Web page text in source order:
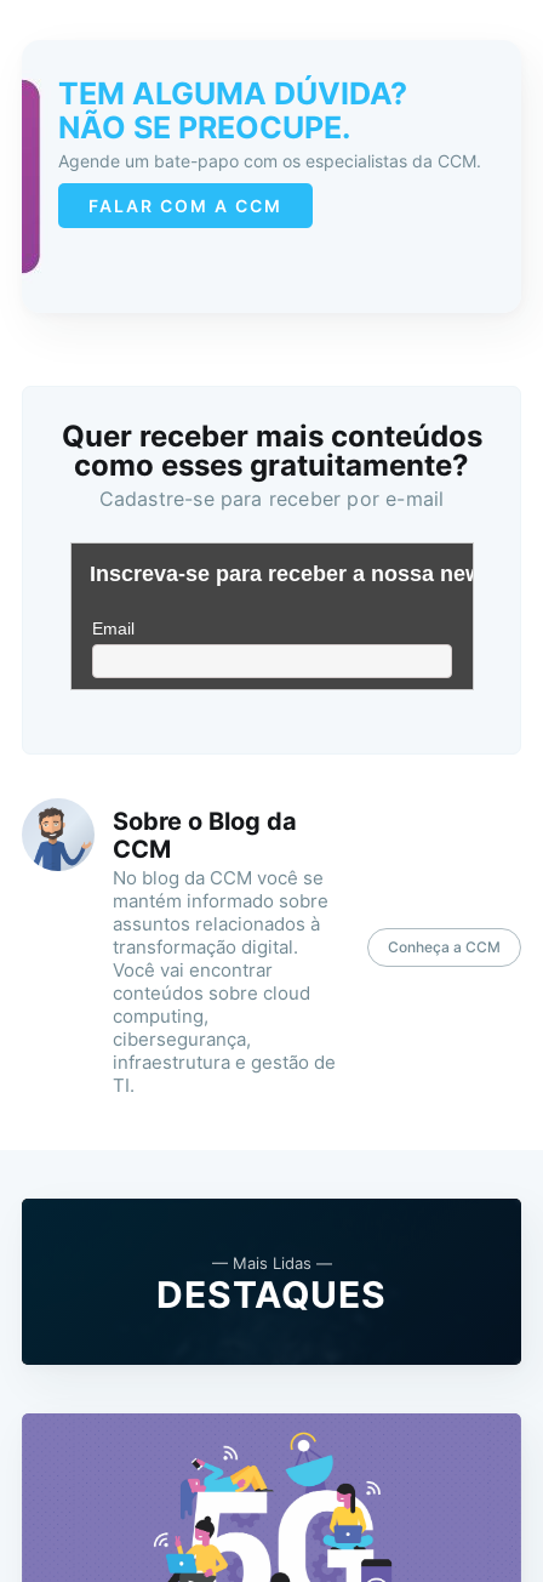
TEM ALGUMA DÚVIDA?
NÃO SE PREOCUPE.
Agende um bate-papo com os especialistas da CCM.
FALAR COM A CCM
Quer receber mais conteúdos
como esses gratuitamente?
Cadastre-se para receber por e-mail
Sobre o Blog da
CCM
No blog da CCM você se
mantém informado sobre
assuntos relacionados à
transformação digital.
Você vai encontrar
conteúdos sobre cloud
computing,
cibersegurança,
infraestrutura e gestão de
TI.
Conheça a CCM
— Mais Lidas —
DESTAQUES
Buscar